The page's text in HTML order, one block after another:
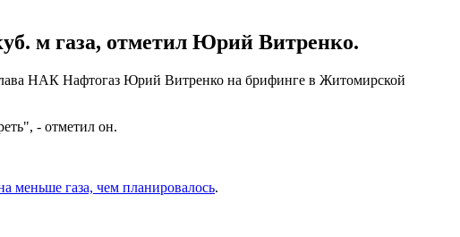
м газа, отметил Юрий Витренко.
НАК Нафтогаз Юрий Витренко на брифинге в Житомирской
- отметил он.
меньше газа, чем планировалось.